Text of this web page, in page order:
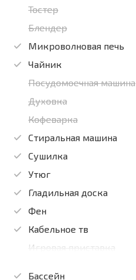
Тостер
Блендер
Микроволновая печь
Чайник
Посудомоечная машина
Духовка
Кофеварка
Стиральная машина
Сушилка
Утюг
Гладильная доска
Фен
Кабельное тв
Игровая приставка
Бассейн